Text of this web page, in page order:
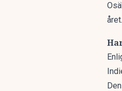
året.